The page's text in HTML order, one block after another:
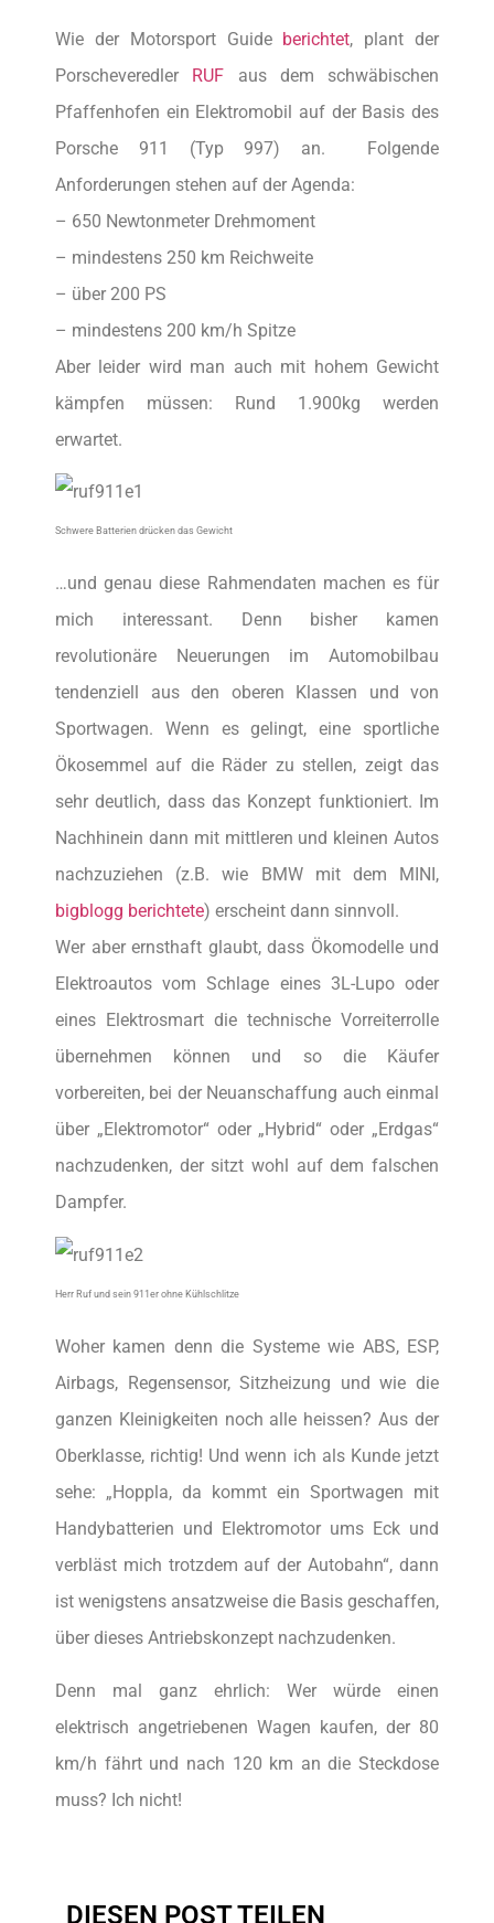
Wie der Motorsport Guide berichtet, plant der
Porscheveredler RUF aus dem schwäbischen
Pfaffenhofen ein Elektromobil auf der Basis des
Porsche 911 (Typ 997) an. Folgende
Anforderungen stehen auf der Agenda:
– 650 Newtonmeter Drehmoment
– mindestens 250 km Reichweite
– über 200 PS
– mindestens 200 km/h Spitze
Aber leider wird man auch mit hohem Gewicht
kämpfen müssen: Rund 1.900kg werden
erwartet.
Schwere Batterien drücken das Gewicht
…und genau diese Rahmendaten machen es für
mich interessant. Denn bisher kamen
revolutionäre Neuerungen im Automobilbau
tendenziell aus den oberen Klassen und von
Sportwagen. Wenn es gelingt, eine sportliche
Ökosemmel auf die Räder zu stellen, zeigt das
sehr deutlich, dass das Konzept funktioniert. Im
Nachhinein dann mit mittleren und kleinen Autos
nachzuziehen (z.B. wie BMW mit dem MINI,
bigblogg berichtete) erscheint dann sinnvoll.
Wer aber ernsthaft glaubt, dass Ökomodelle und
Elektroautos vom Schlage eines 3L-Lupo oder
eines Elektrosmart die technische Vorreiterrolle
übernehmen können und so die Käufer
vorbereiten, bei der Neuanschaffung auch einmal
über „Elektromotor“ oder „Hybrid“ oder „Erdgas“
nachzudenken, der sitzt wohl auf dem falschen
Dampfer.
Herr Ruf und sein 911er ohne Kühlschlitze
Woher kamen denn die Systeme wie ABS, ESP,
Airbags, Regensensor, Sitzheizung und wie die
ganzen Kleinigkeiten noch alle heissen? Aus der
Oberklasse, richtig! Und wenn ich als Kunde jetzt
sehe: „Hoppla, da kommt ein Sportwagen mit
Handybatterien und Elektromotor ums Eck und
verbläst mich trotzdem auf der Autobahn“, dann
ist wenigstens ansatzweise die Basis geschaffen,
über dieses Antriebskonzept nachzudenken.
Denn mal ganz ehrlich: Wer würde einen
elektrisch angetriebenen Wagen kaufen, der 80
km/h fährt und nach 120 km an die Steckdose
muss? Ich nicht!
DIESEN POST TEILEN